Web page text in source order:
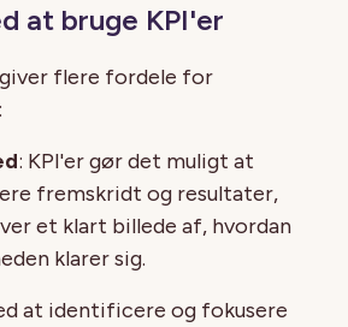
at bruge KPI'er
giver flere fordele for
: KPI'er gør det muligt at
fremskridt og resultater,
et klart billede af, hvordan
klarer sig.
at identificere og fokusere